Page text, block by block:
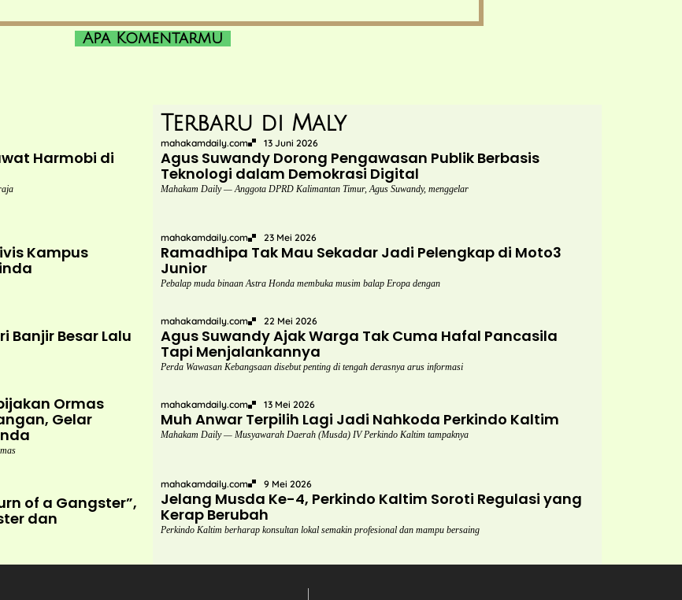
Apa Komentarmu
Harmobi di
Kampus
Banjir Besar Lalu
Ormas
Gelar
of a Gangster”,
dan
Terbaru di Maly
mahakamdaily.com 13 Juni 2026
Agus Suwandy Dorong Pengawasan Publik Berbasis
Teknologi dalam Demokrasi Digital
Mahakam Daily — Anggota DPRD Kalimantan Timur, Agus Suwandy, menggelar
mahakamdaily.com 23 Mei 2026
Ramadhipa Tak Mau Sekadar Jadi Pelengkap di Moto3
Junior
Pebalap muda binaan Astra Honda membuka musim balap Eropa dengan
mahakamdaily.com 22 Mei 2026
Agus Suwandy Ajak Warga Tak Cuma Hafal Pancasila
Tapi Menjalankannya
Perda Wawasan Kebangsaan disebut penting di tengah derasnya arus informasi
mahakamdaily.com 13 Mei 2026
Muh Anwar Terpilih Lagi Jadi Nahkoda Perkindo Kaltim
Mahakam Daily — Musyawarah Daerah (Musda) IV Perkindo Kaltim tampaknya
mahakamdaily.com 9 Mei 2026
Jelang Musda Ke-4, Perkindo Kaltim Soroti Regulasi yang
Kerap Berubah
Perkindo Kaltim berharap konsultan lokal semakin profesional dan mampu bersaing